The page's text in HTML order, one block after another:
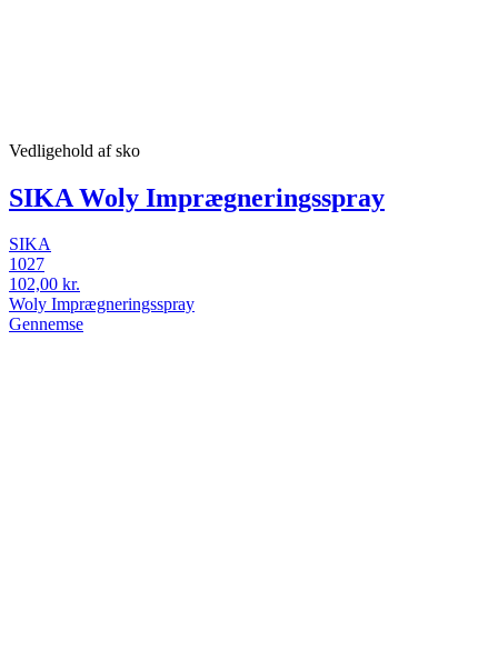
Vedligehold af sko
SIKA Woly Imprægneringsspray
SIKA
1027
102,00 kr.
Woly Imprægneringsspray
Gennemse